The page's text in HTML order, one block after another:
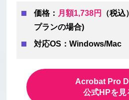
価格： 月額1,738円
（税
プランの場合)
対応OS：Windows/Mac
Acrobat Pro
公式HPを見